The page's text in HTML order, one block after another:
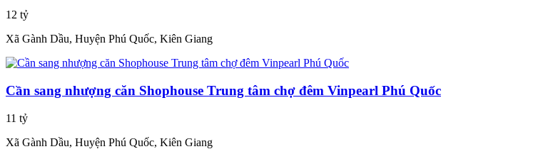
12 tỷ
Xã Gành Dầu, Huyện Phú Quốc, Kiên Giang
Cần sang nhượng căn Shophouse Trung tâm chợ đêm Vinpearl Phú Quốc
11 tỷ
Xã Gành Dầu, Huyện Phú Quốc, Kiên Giang